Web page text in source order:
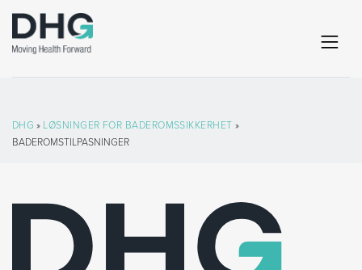
DHG » LØSNINGER FOR BADEROMSSIKKERHET »
BADEROMSTILPASNINGER